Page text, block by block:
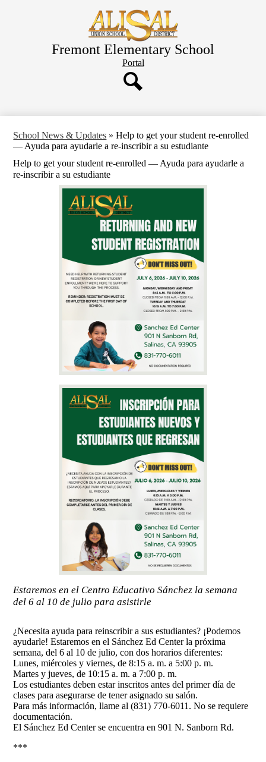
to
main
content
Fremont Elementary School
Header
Button
Portal
School News & Updates » Help to get your student re-enrolled
— Ayuda para ayudarle a re-inscribir a su estudiante
Help to get your student re-enrolled — Ayuda para ayudarle a
re-inscribir a su estudiante
Estaremos en el Centro Educativo Sánchez la semana
del 6 al 10 de julio para asistirle
¿Necesita ayuda para reinscribir a sus estudiantes? ¡Podemos
ayudarle! Estaremos en el Sánchez Ed Center la próxima
semana, del 6 al 10 de julio, con dos horarios diferentes:
Lunes, miércoles y viernes, de 8:15 a. m. a 5:00 p. m.
Martes y jueves, de 10:15 a. m. a 7:00 p. m.
Los estudiantes deben estar inscritos antes del primer día de
clases para asegurarse de tener asignado su salón.
Para más información, llame al (831) 770-6011. No se requiere
documentación.
El Sánchez Ed Center se encuentra en 901 N. Sanborn Rd.
***